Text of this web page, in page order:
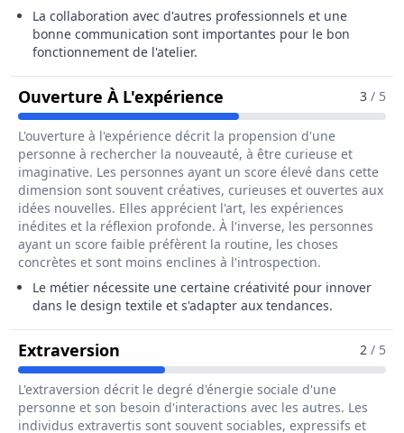
La collaboration avec d'autres professionnels et une
bonne communication sont importantes pour le bon
fonctionnement de l'atelier.
Ouverture À L'expérience Pour Le Métier De
3 / 5
L'ouverture à l'expérience décrit la propension d'une
personne à rechercher la nouveauté, à être curieuse et
imaginative. Les personnes ayant un score élevé dans cette
dimension sont souvent créatives, curieuses et ouvertes aux
idées nouvelles. Elles apprécient l'art, les expériences
inédites et la réflexion profonde. À l'inverse, les personnes
ayant un score faible préfèrent la routine, les choses
concrètes et sont moins enclines à l'introspection.
Le métier nécessite une certaine créativité pour innover
dans le design textile et s'adapter aux tendances.
Extraversion Pour Le Métier De Fileur / Fileuse
2 / 5
L'extraversion décrit le degré d'énergie sociale d'une
personne et son besoin d'interactions avec les autres. Les
individus extravertis sont souvent sociables, expressifs et